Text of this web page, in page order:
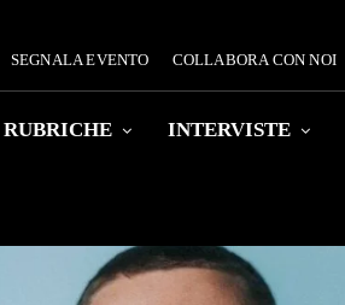
SEGNALA EVENTO COLLABORA CON NOI
RUBRICHE INTERVISTE